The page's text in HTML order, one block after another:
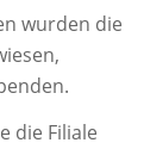
wurden die
die Filiale